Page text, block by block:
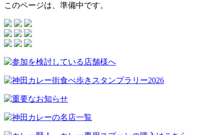
このページは、準備中です。